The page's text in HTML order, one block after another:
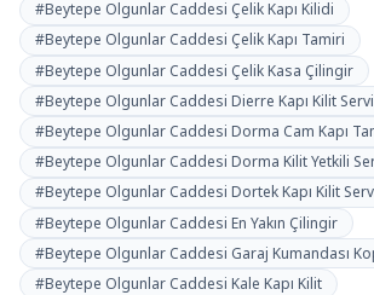
#Beytepe Olgunlar Caddesi Çelik Kapı Kilidi
#Beytepe Olgunlar Caddesi Çelik Kapı Tamiri
#Beytepe Olgunlar Caddesi Çelik Kasa Çilingir
#Beytepe Olgunlar Caddesi Dierre Kapı Kilit
#Beytepe Olgunlar Caddesi Dorma Cam Kapı
#Beytepe Olgunlar Caddesi Dorma Kilit Yetkili
#Beytepe Olgunlar Caddesi Dortek Kapı Kilit
#Beytepe Olgunlar Caddesi En Yakın Çilingir
#Beytepe Olgunlar Caddesi Garaj Kumandası
#Beytepe Olgunlar Caddesi Kale Kapı Kilit